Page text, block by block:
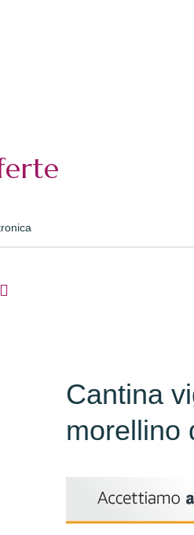
Cantina
morellino